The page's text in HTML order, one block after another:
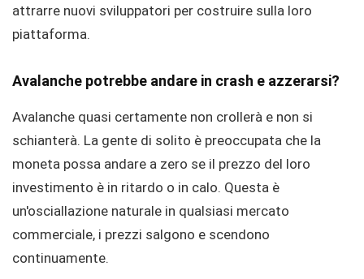
attrarre nuovi sviluppatori per costruire sulla loro
piattaforma.
Avalanche potrebbe andare in crash e azzerarsi?
Avalanche quasi certamente non crollerà e non si
schianterà. La gente di solito è preoccupata che la
moneta possa andare a zero se il prezzo del loro
investimento è in ritardo o in calo. Questa è
un'osciallazione naturale in qualsiasi mercato
commerciale, i prezzi salgono e scendono
continuamente.